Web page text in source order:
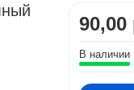
90,00
В наличии